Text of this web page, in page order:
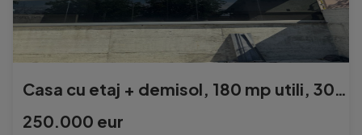
Casa cu etaj + demisol, 180 mp utili, 300 mp teren, zona Bur
250.000 eur